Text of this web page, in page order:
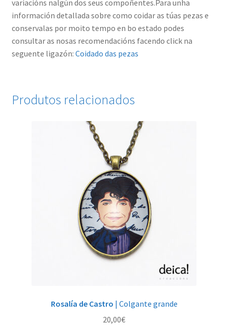
variacións nalgún dos seus compoñentes.Para unha
información detallada sobre como coidar as túas pezas e
conservalas por moito tempo en bo estado podes
consultar as nosas recomendacións facendo click na
seguente ligazón: Coidado das pezas
Produtos relacionados
Rosalía de Castro | Colgante grande
20,00€